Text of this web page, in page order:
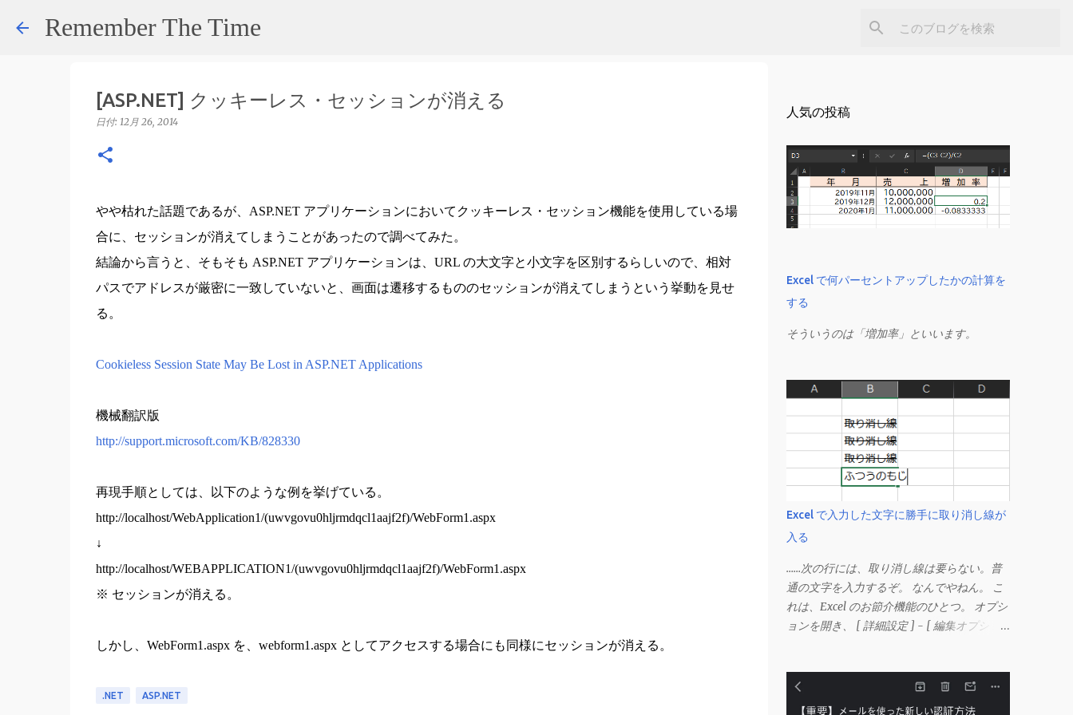
Remember The Time
[ASP.NET] クッキーレス・セッションが消える
日付: 12月 26, 2014
やや枯れた話題であるが、ASP.NET アプリケーションにおいてクッキーレス・セッション機能を使用している場
合に、セッションが消えてしまうことがあったので調べてみた。
結論から言うと、そもそも ASP.NET アプリケーションは、URL の大文字と小文字を区別するらしいので、相対
パスでアドレスが厳密に一致していないと、画面は遷移するもののセッションが消えてしまうという挙動を見せ
る。
Cookieless Session State May Be Lost in ASP.NET Applications
機械翻訳版
http://support.microsoft.com/KB/828330
再現手順としては、以下のような例を挙げている。
http://localhost/WebApplication1/(uwvgovu0hljrmdqcl1aajf2f)/WebForm1.aspx
↓
http://localhost/WEBAPPLICATION1/(uwvgovu0hljrmdqcl1aajf2f)/WebForm1.aspx
※ セッションが消える。
しかし、WebForm1.aspx を、webform1.aspx としてアクセスする場合にも同様にセッションが消える。
.NET ASP.NET
人気の投稿
Excel で何パーセントアップしたかの計算を
する
そういうのは「増加率」といいます。
Excel で入力した文字に勝手に取り消し線が
入る
……次の行には、取り消し線は要らない。普
通の文字を入力するぞ。 なんでやねん。 こ
れは、Excel のお節介機能のひとつ。 オプシ
ョンを開き、 [ 詳細設定 ] - [ 編集オプショ
能は、同じ形式（この場合は取り消し線）が
3 行以上続いた際、次のセルにも自動的に同